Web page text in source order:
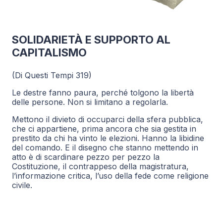
SOLIDARIETÀ E SUPPORTO AL
CAPITALISMO
(Di Questi Tempi 319)
Le destre fanno paura, perché tolgono la libertà
delle persone. Non si limitano a regolarla.
Mettono il divieto di occuparci della sfera pubblica,
che ci appartiene, prima ancora che sia gestita in
prestito da chi ha vinto le elezioni. Hanno la libidine
del comando. E il disegno che stanno mettendo in
atto è di scardinare pezzo per pezzo la
Costituzione, il contrappeso della magistratura,
l’informazione critica, l’uso della fede come religione
civile.